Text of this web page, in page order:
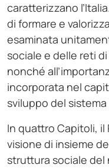
caratterizzano
di formare e
esaminata
sociale e delle reti
nonché
incorporata nel
sviluppo del
In quattro Capitoli,
visione di insieme
struttura sociale del